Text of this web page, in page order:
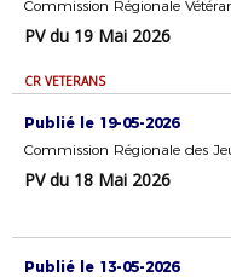
Commission Régionale
PV du 19 Mai 2026
CR VETERANS
Publié le 19-05-2026
Commission Régionale des
PV du 18 Mai 2026
Publié le 13-05-2026